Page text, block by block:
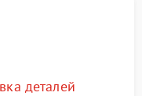
деталей